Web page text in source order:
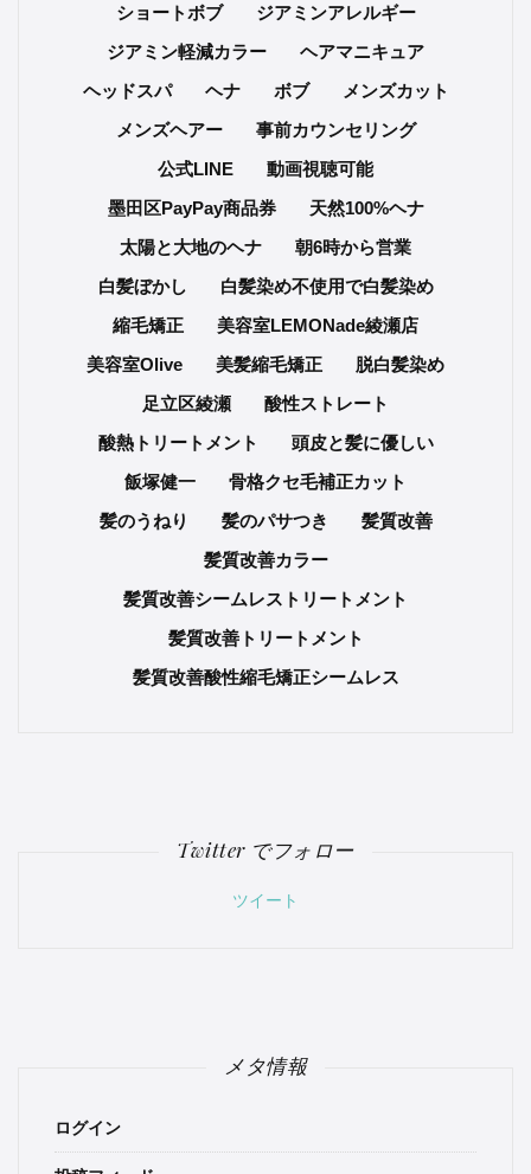
ショートボブ
ジアミンアレルギー
ジアミン軽減カラー
ヘアマニキュア
ヘッドスパ
ヘナ ボブ
メンズカット
メンズヘアー
事前カウンセリング
公式LINE
動画視聴可能
墨田区PayPay商品券
天然100%ヘナ
太陽と大地のヘナ
朝6時から営業
白髪ぼかし
白髪染め不使用で白髪染め
縮毛矯正
美容室LEMONade綾瀬店
美容室Olive
美髪縮毛矯正
脱白髪染め
足立区綾瀬
酸性ストレート
酸熱トリートメント
頭皮と髪に優しい
飯塚健一
骨格クセ毛補正カット
髪のうねり
髪のパサつき
髪質改善
髪質改善カラー
髪質改善シームレストリートメント
髪質改善トリートメント
髪質改善酸性縮毛矯正シームレス
Twitter でフォロー
ツイート
メタ情報
ログイン